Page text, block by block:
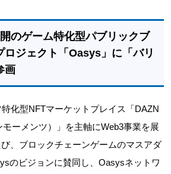
のゲーム特化型パブリックブ
ロジェクト「Oasys」に「バリ
画
化型NFTマーケットプレイス「DAZN
ーメンツ）」を主軸にWeb3事業を展
、ブロックチェーンゲームのマスアダ
のビジョンに賛同し、Oasysネットワ